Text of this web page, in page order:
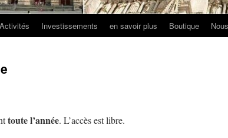
Activités Investissements en savoir plus Boutique
toute l’année. L’accès est libre.